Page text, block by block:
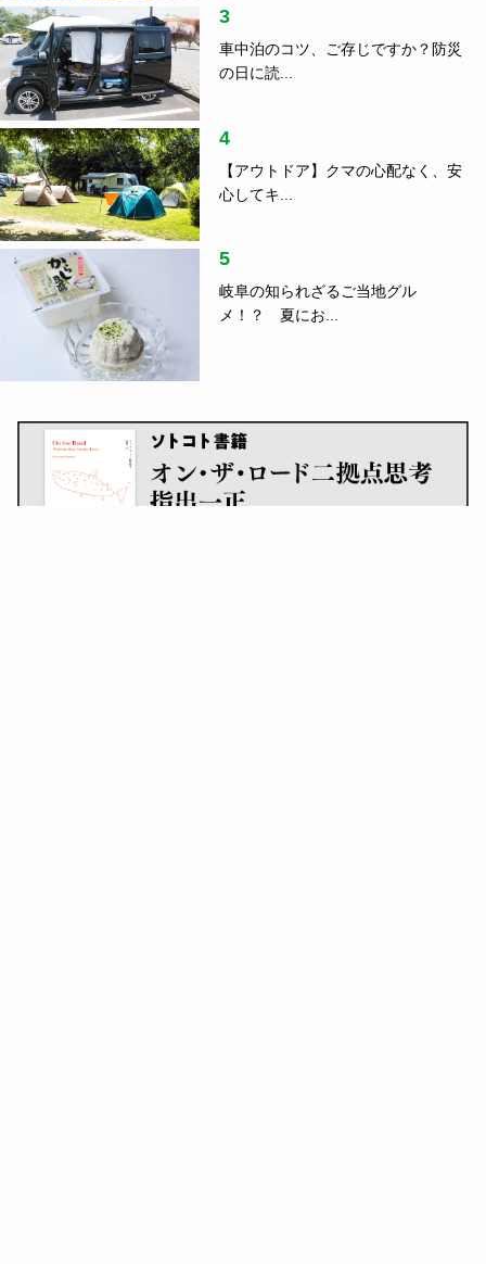
3
車中泊のコツ、ご存じですか？防災
の日に読...
4
【アウトドア】クマの心配なく、安
心してキ...
5
岐阜の知られざるご当地グル
メ！？ 夏にお...